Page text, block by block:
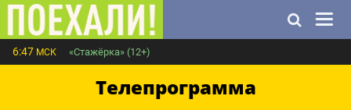
6:47 МСК «Стажёрка» (12+)
Телепрограмма